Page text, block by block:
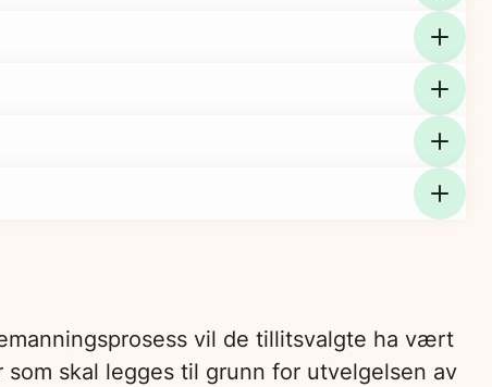
vil de tillitsvalgte ha vært
skal legges til grunn for utvelgelsen av